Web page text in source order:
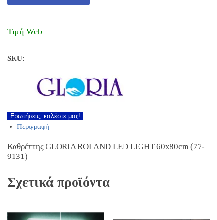
Τιμή Web
SKU:
Ερωτήσεις; καλέστε μας!
Περιγραφή
Καθρέπτης GLORIA ROLAND LED LIGHT 60x80cm (77-
9131)
Σχετικά προϊόντα